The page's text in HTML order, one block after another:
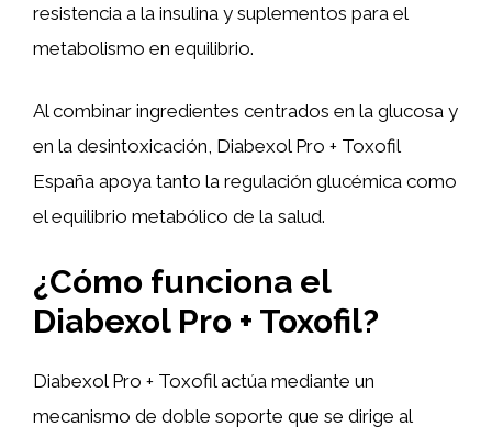
resistencia a la insulina y suplementos para el
metabolismo en equilibrio.
Al combinar ingredientes centrados en la glucosa y
en la desintoxicación, Diabexol Pro + Toxofil
España apoya tanto la regulación glucémica como
el equilibrio metabólico de la salud.
¿Cómo funciona el
Diabexol Pro + Toxofil?
Diabexol Pro + Toxofil actúa mediante un
mecanismo de doble soporte que se dirige al